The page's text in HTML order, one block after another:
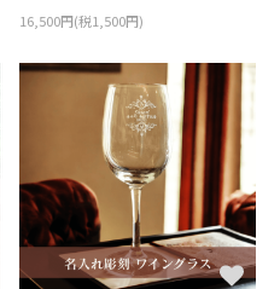
16,500円(税1,500円)